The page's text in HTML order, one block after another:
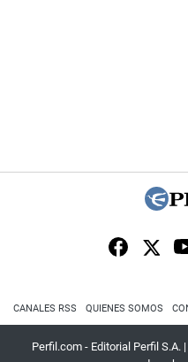
CANALES RSS QUIENES SOMOS
Perfil.com - Editorial Perfil S.A.